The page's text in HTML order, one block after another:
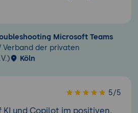
Microsoft Teams
Verband der privaten
Köln
5/5
KI und Copilot im positiven.